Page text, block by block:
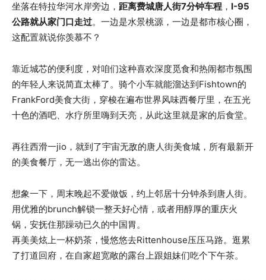
坐落在特拉华河水岸旁边， 距离费城唐人街7分钟车程 ， I-95
公路就从家门口走过。一边是水景桃源，一边是都市核心圈，
这配置就说你羡慕不？
靠近城芯的便利度，对咱们这种喜欢深度觅食和热闹都市氛围
的年轻人来说简直太棒了。骑个小车就能溜达到Fishtown的
FrankFord美食大街，穿梭在遍布世界风味西餐厅里，在五光
十色的酒吧、水疗所里嗨到天亮，从此这里就是家的后食堂。
再往西滑一jio，就到了宇宙无敌的唐人街美食城，所有最新开
的美食餐厅，无一逃出你的雷达。
想象一下，周末晚起不爱做饭，约上邻居十分钟杀到唐人街。
用优雅的brunch解锁一整天好心情，或者用醇厚的重庆火
锅，安抚住那躁动已久的中国胃。
再美美炫上一杯奶茶，慢悠悠去Rittenhouse压压马路。逛累
了打道回府，在自家超宽敞的露台上跟姐妹们吃个下午茶。